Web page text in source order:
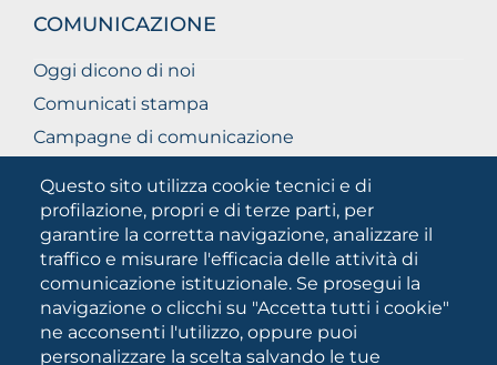
Questo sito utilizza cookie tecnici e di
profilazione, propri e di terze parti, per
garantire la corretta navigazione, analizzare il
traffico e misurare l'efficacia delle attività di
comunicazione istituzionale. Se prosegui la
navigazione o clicchi su "Accetta tutti i cookie"
ne acconsenti l'utilizzo, oppure puoi
personalizzare la scelta salvando le tue
COMUNICAZIONE
Oggi dicono di noi
Comunicati stampa
Campagne di comunicazione
Unifg Mag
Manuale di identità visiva
Facts and figures
SOCIAL